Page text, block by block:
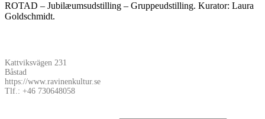
ROTAD – Jubilæumsudstilling – Gruppeudstilling. Kurator: Laura
Goldschmidt.
Kattviksvägen 231
Båstad
https://www.ravinenkultur.se
Tlf.: +46 730648058